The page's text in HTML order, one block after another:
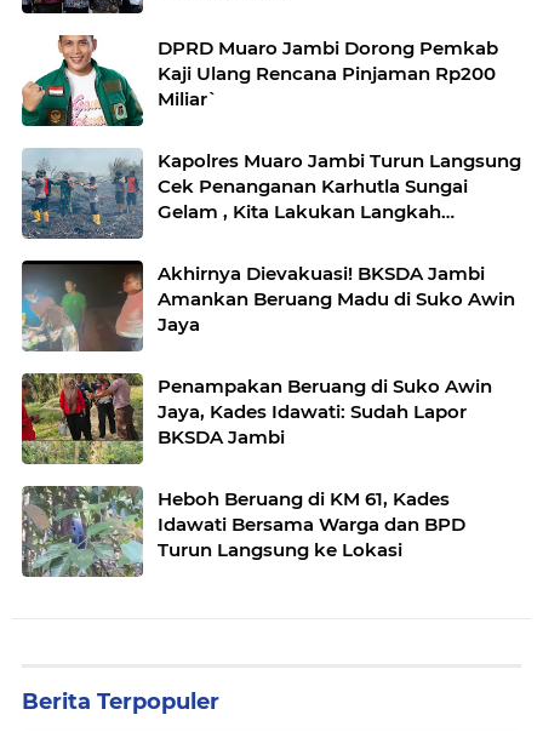
DPRD Muaro Jambi Dorong Pemkab
Kaji Ulang Rencana Pinjaman Rp200
Miliar`
Kapolres Muaro Jambi Turun Langsung
Cek Penanganan Karhutla Sungai
Gelam , Kita Lakukan Langkah
Akhirnya Dievakuasi! BKSDA Jambi
Amankan Beruang Madu di Suko Awin
Jaya
Penampakan Beruang di Suko Awin
Jaya, Kades Idawati: Sudah Lapor
BKSDA Jambi
Heboh Beruang di KM 61, Kades
Idawati Bersama Warga dan BPD
Turun Langsung ke Lokasi
Berita Terpopuler